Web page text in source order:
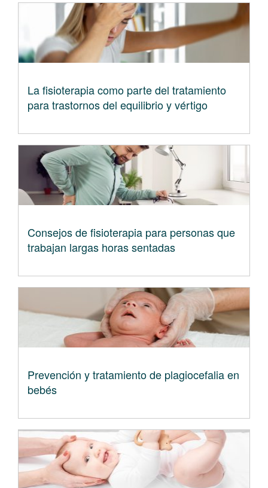
La fisioterapia como parte del tratamiento
para trastornos del equilibrio y vértigo
Consejos de fisioterapia para personas que
trabajan largas horas sentadas
Prevención y tratamiento de plagiocefalia en
bebés